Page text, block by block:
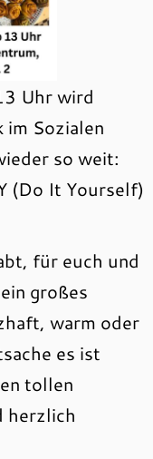
Uhr wird
im Sozialen
so weit:
(Do It Yourself)
für euch und
großes
warm oder
es ist
tollen
herzlich